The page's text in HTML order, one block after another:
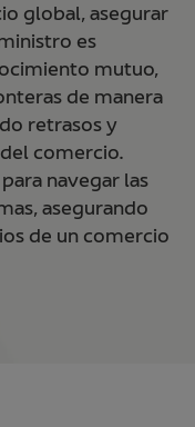
global, asegurar
es
mutuo,
de manera
retrasos y
comercio.
navegar las
asegurando
de un comercio